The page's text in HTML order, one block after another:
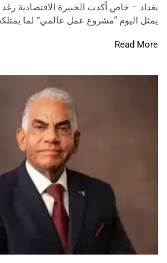
بغداد – خاص أكدت الخبيرة الاقتصادية
يمثل اليوم “مشروع عمل عالمي” لما
Read More